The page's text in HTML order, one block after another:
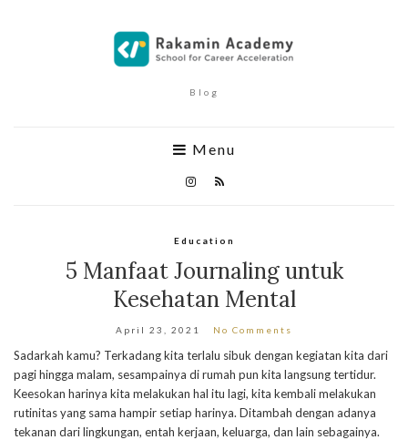
Blog
Menu
Education
5 Manfaat Journaling untuk
Kesehatan Mental
April 23, 2021 No Comments
Sadarkah kamu? Terkadang kita terlalu sibuk dengan kegiatan kita dari
pagi hingga malam, sesampainya di rumah pun kita langsung tertidur.
Keesokan harinya kita melakukan hal itu lagi, kita kembali melakukan
rutinitas yang sama hampir setiap harinya. Ditambah dengan adanya
tekanan dari lingkungan, entah kerjaan, keluarga, dan lain sebagainya.